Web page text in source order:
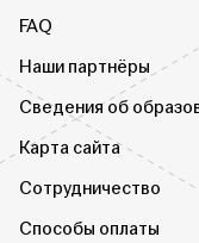
FAQ
Наши партнёры
Сведения об
Карта сайта
Сотрудничество
Способы оплаты